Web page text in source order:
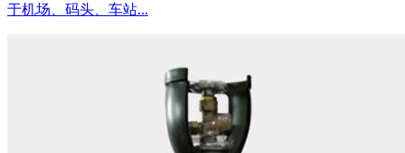
于机场、码头、车站...